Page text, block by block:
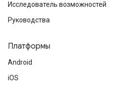
Исследователь возможностей
Руководства
Платформы
Android
iOS